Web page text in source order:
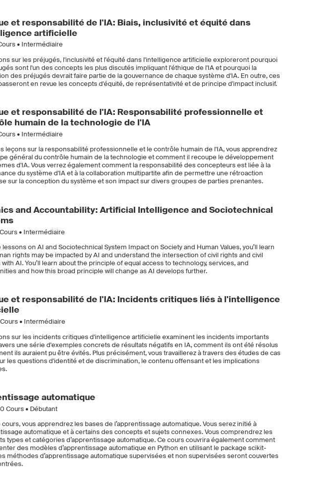
et responsabilité de l'IA: Biais, inclusivité et équité dans
artificielle
• Intermédiaire
sur les préjugés, l'inclusivité et l'équité dans l'intelligence artificielle exploreront pourquoi
sont l'un des concepts les plus discutés impliquant l'éthique de l'IA et pourquoi la
des préjugés devrait faire partie de la gouvernance de chaque système d'IA. En outre, ces
en revue les concepts d'équité, de représentativité et de principe d'impact inclusif.
et responsabilité de l'IA: Responsabilité professionnelle et
humain de la technologie de l'IA
• Intermédiaire
leçons sur la responsabilité professionnelle et le contrôle humain de l'IA, vous apprendrez
général du contrôle humain de la technologie et comment il recoupe le développement
d'IA. Vous verrez également comment la responsabilité des concepteurs est liée à la
du système d'IA et à la collaboration multipartite afin de permettre une rétroaction
sur la conception du système et son impact sur divers groupes de parties prenantes.
and Accountability: Artificial Intelligence and Sociotechnical
• Intermédiaire
lessons on AI and Sociotechnical System Impact on Society and Human Values, you’ll learn
rights may be impacted by AI and understand the intersection of civil rights and civil
AI. You’ll learn about the principle of equal access to technology, services, and
and how this broad principle will change as AI develops further.
et responsabilité de l'IA: Incidents critiques liés à l'intelligence
Cours • Intermédiaire
sur les incidents critiques d'intelligence artificielle examinent les incidents importants
une série d'exemples concrets de résultats négatifs en IA, comment ils ont été résolus
ils auraient pu être évités. Plus précisément, vous travaillerez à travers des études de cas
les questions d'identité et de discrimination, le contenu offensant et les implications
automatique
Cours • Débutant
cours, vous apprendrez les bases de l’apprentissage automatique. Vous serez initié à
automatique et à certains des concepts et sujets connexes. Vous comprendrez les
types et catégories d’apprentissage automatique. Ce cours couvrira également comment
des modèles d’apprentissage automatique en Python en utilisant le package scikit-
méthodes d’apprentissage automatique supervisées et non supervisées seront couvertes